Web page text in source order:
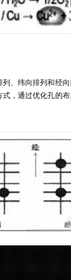
、纬向排列和经
，通过优化孔的